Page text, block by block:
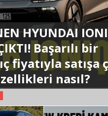
HYUNDAI
Başarılı bir
fiyatıyla satışa
nasıl?